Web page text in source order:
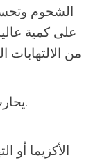
الشحوم
على كمية
من
يحارب الرؤوس البيضاء الثابتة أو المستعصية.
الأكزيما أو